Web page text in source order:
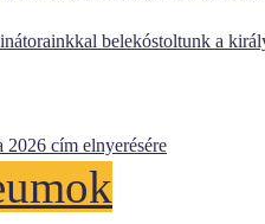
belekóstoltunk a
cím elnyerésére